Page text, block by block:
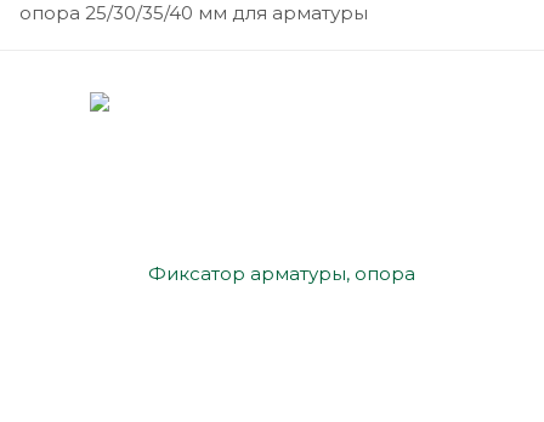
опора 25/30/35/40 мм для арматуры